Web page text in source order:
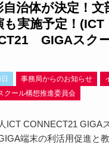
自治体が決定！文
も実施予定！(ICT
GIGAスク
事務局からのお知らせ
クール構想推進委員会
ICT CONNECT21 GIGA
端末の利活用促進と